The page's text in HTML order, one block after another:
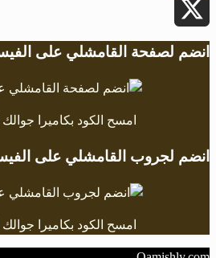
Twitter
X
انضم لصفحة القامشلي على
امسح الكود بكاميرا جوالك
انضم لجروب القامشلي على
امسح الكود بكاميرا جوالك